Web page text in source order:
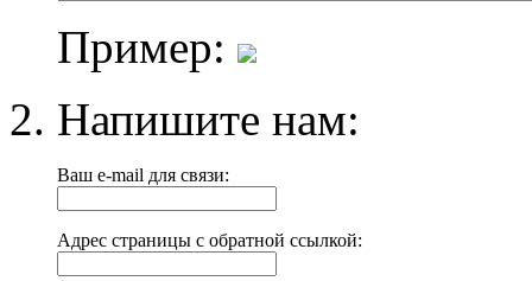
Пример:
Напишите нам:
Ваш e-mail для связи:
Адрес страницы с обратной ссылкой: